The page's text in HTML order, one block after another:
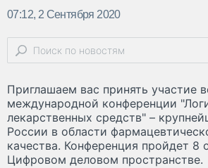
07:12, 2 Сентября 2020
Приглашаем вас принять участие
международной конференции
лекарственных средств" –
России в области
качества. Конференция пройдет 8
Цифровом деловом пространстве.